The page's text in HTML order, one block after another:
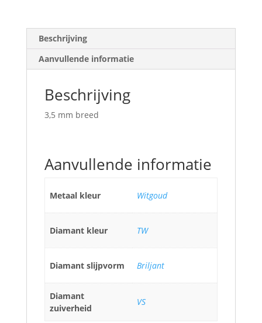
Beschrijving
Aanvullende informatie
Beschrijving
3,5 mm breed
Aanvullende informatie
Metaal kleur Witgoud
Diamant kleur TW
Diamant slijpvorm Briljant
Diamant
zuiverheid
VS